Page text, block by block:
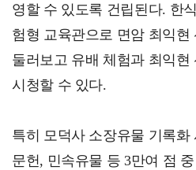
영할 수 있도록 건립된다. 한
험형 교육관으로 면암 최익
둘러보고 유배 체험과 최익
시청할 수 있다.
특히 모덕사 소장유물 기록화
문헌, 민속유물 등 3만여 점